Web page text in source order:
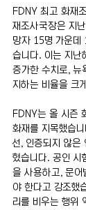
FDNY 최고 화재
재조사국장은 지
망자 15명 가운데
습니다. 이는 지난
증가한 수치로, 뉴
지하는 비율을 크
FDNY는 올 시즌
화재를 지목했습
선, 인증되지 않은
혔습니다. 공인 시
을 사용하고, 문어
야 한다고 강조했
리를 비우는 행위